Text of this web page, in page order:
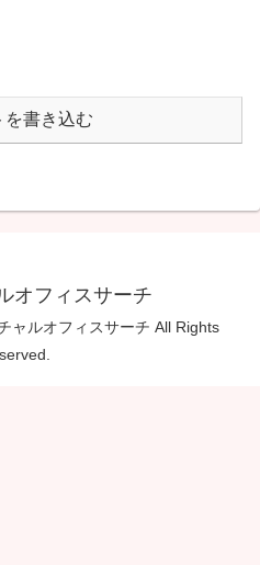
を書き込む
オフィスサーチ
ャルオフィスサーチ All Rights